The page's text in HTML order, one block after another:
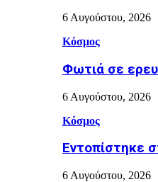
6 Αυγούστου, 2026
Κόσμος
Φωτιά σε
6 Αυγούστου, 2026
Κόσμος
Εντοπίστηκε
6 Αυγούστου, 2026